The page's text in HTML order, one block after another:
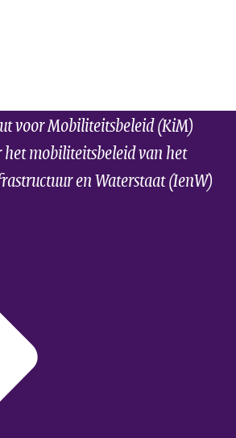
voor Mobiliteitsbeleid (KiM)
mobiliteitsbeleid van het
en Waterstaat (IenW)